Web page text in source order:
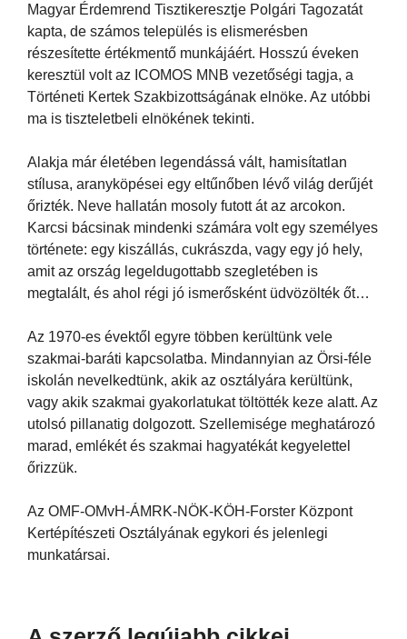
Magyar Érdemrend Tisztikeresztje Polgári Tagozatát
kapta, de számos település is elismerésben
részesítette értékmentő munkájáért. Hosszú éveken
keresztül volt az ICOMOS MNB vezetőségi tagja, a
Történeti Kertek Szakbizottságának elnöke. Az utóbbi
ma is tiszteletbeli elnökének tekinti.
Alakja már életében legendássá vált, hamisítatlan
stílusa, aranyköpései egy eltűnőben lévő világ derűjét
őrizték. Neve hallatán mosoly futott át az arcokon.
Karcsi bácsinak mindenki számára volt egy személyes
története: egy kiszállás, cukrászda, vagy egy jó hely,
amit az ország legeldugottabb szegletében is
megtalált, és ahol régi jó ismerősként üdvözölték őt…
Az 1970-es évektől egyre többen kerültünk vele
szakmai-baráti kapcsolatba. Mindannyian az Örsi-féle
iskolán nevelkedtünk, akik az osztályára kerültünk,
vagy akik szakmai gyakorlatukat töltötték keze alatt. Az
utolsó pillanatig dolgozott. Szellemisége meghatározó
marad, emlékét és szakmai hagyatékát kegyelettel
őrizzük.
Az OMF-OMvH-ÁMRK-NÖK-KÖH-Forster Központ
Kertépítészeti Osztályának egykori és jelenlegi
munkatársai.